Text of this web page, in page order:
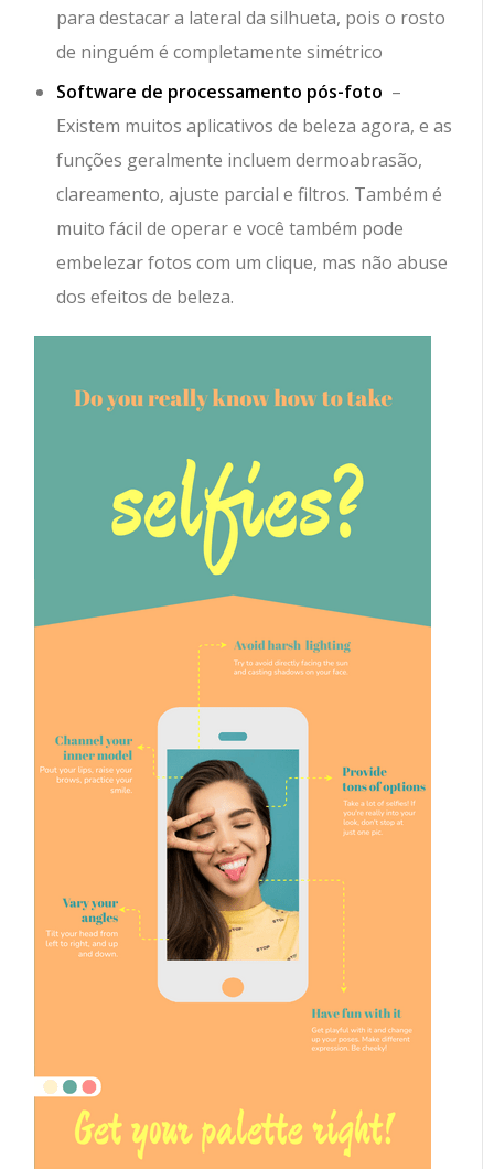
para destacar a lateral da silhueta, pois o rosto
de ninguém é completamente simétrico
Software de processamento pós-foto –
Existem muitos aplicativos de beleza agora, e as
funções geralmente incluem dermoabrasão,
clareamento, ajuste parcial e filtros. Também é
muito fácil de operar e você também pode
embelezar fotos com um clique, mas não abuse
dos efeitos de beleza.